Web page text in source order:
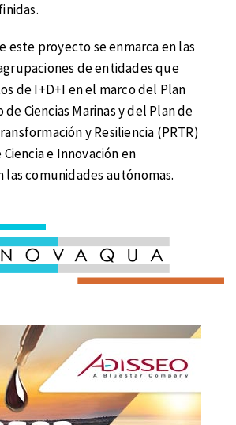
este proyecto se enmarca en las
de entidades que
de I+D+I en el marco del Plan
Ciencias Marinas y del Plan de
y Resiliencia (PRTR)
e Innovación en
las comunidades autónomas.